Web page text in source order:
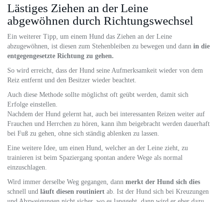
Lästiges Ziehen an der Leine
abgewöhnen durch Richtungswechsel
Ein weiterer Tipp, um einem Hund das Ziehen an der Leine
abzugewöhnen, ist diesen zum Stehenbleiben zu bewegen und dann in die
entgegengesetzte Richtung zu gehen.
So wird erreicht, dass der Hund seine Aufmerksamkeit wieder von dem
Reiz entfernt und den Besitzer wieder beachtet.
Auch diese Methode sollte möglichst oft geübt werden, damit sich
Erfolge einstellen.
Nachdem der Hund gelernt hat, auch bei interessanten Reizen weiter auf
Frauchen und Herrchen zu hören, kann ihm beigebracht werden dauerhaft
bei Fuß zu gehen, ohne sich ständig ablenken zu lassen.
Eine weitere Idee, um einen Hund, welcher an der Leine zieht, zu
trainieren ist beim Spaziergang spontan andere Wege als normal
einzuschlagen.
Wird immer derselbe Weg gegangen, dann merkt der Hund sich dies
schnell und läuft diesen routiniert ab. Ist der Hund sich bei Kreuzungen